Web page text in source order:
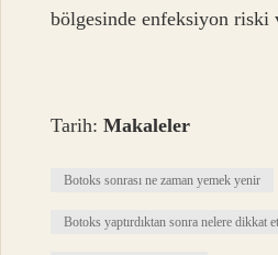
bölgesinde enfeksiyon riski
Tarih:Makaleler
Botoks sonrası ne zaman yemek yenir
Botoks yaptırdıktan sonra nelere dikkat